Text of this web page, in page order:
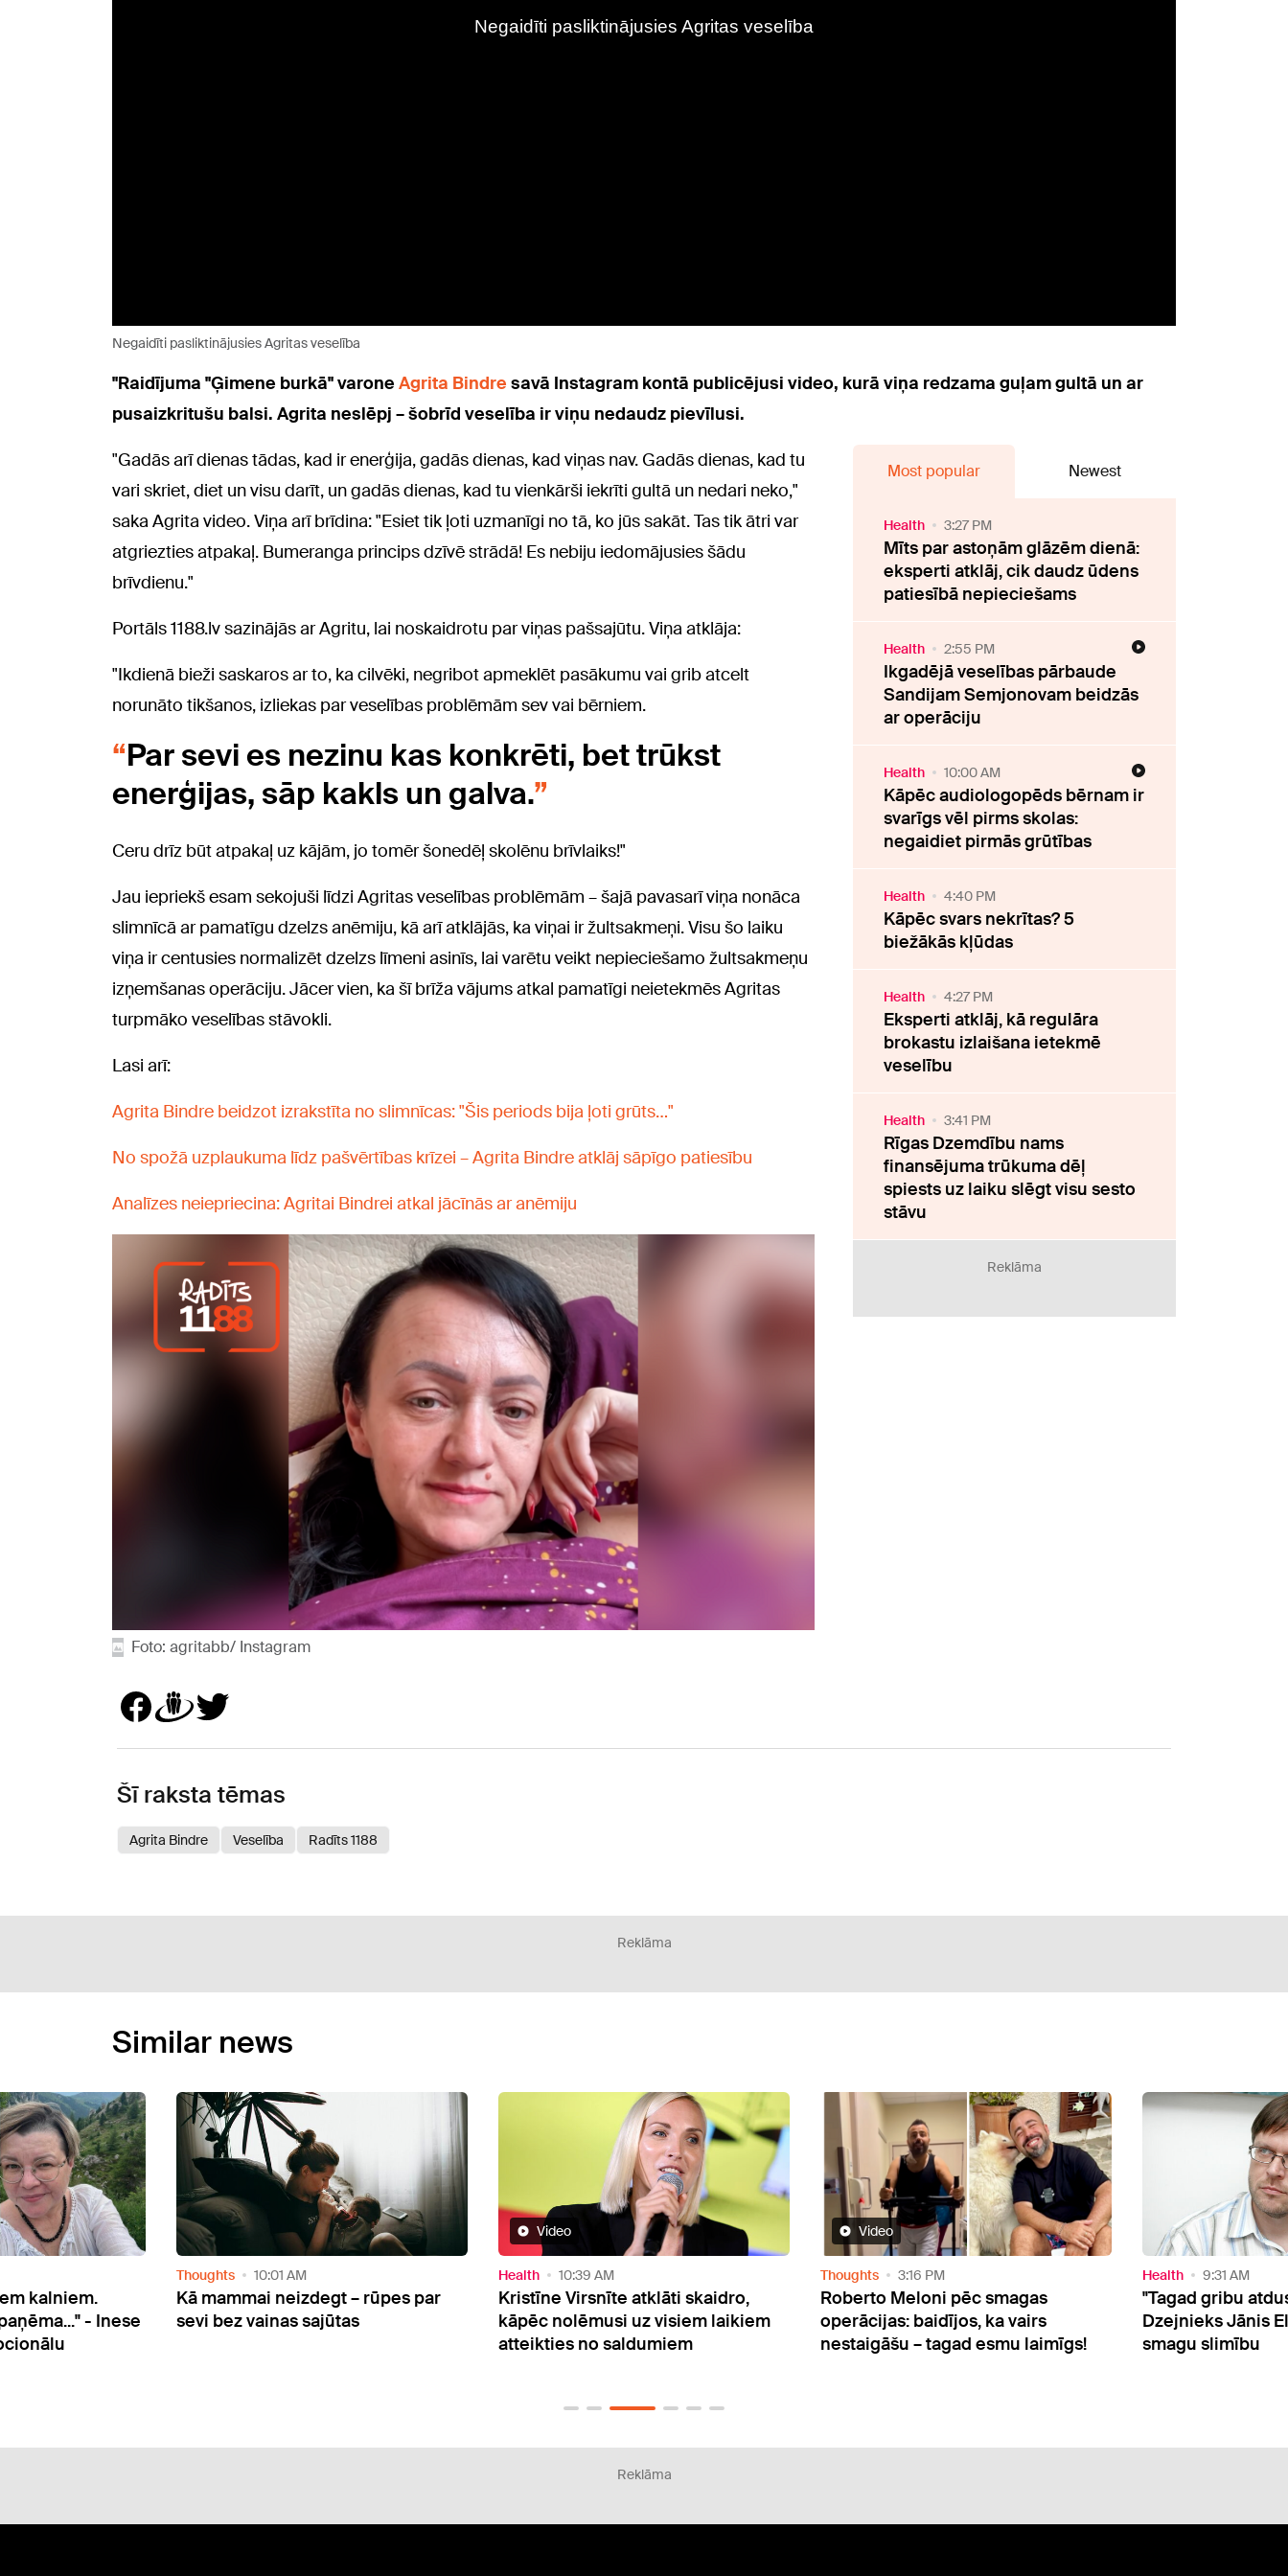
Negaidīti pasliktinājusies Agritas veselība
"Raidījuma "Ģimene burkā" varone Agrita Bindre savā Instagram kontā publicējusi video, kurā viņa redzama guļam gultā un ar
pusaizkritušu balsi. Agrita neslēpj – šobrīd veselība ir viņu nedaudz pievīlusi.
"Gadās arī dienas tādas, kad ir enerģija, gadās dienas, kad viņas nav. Gadās dienas, kad tu
vari skriet, diet un visu darīt, un gadās dienas, kad tu vienkārši iekrīti gultā un nedari neko,"
saka Agrita video. Viņa arī brīdina: "Esiet tik ļoti uzmanīgi no tā, ko jūs sakāt. Tas tik ātri var
atgriezties atpakaļ. Bumeranga princips dzīvē strādā! Es nebiju iedomājusies šādu
brīvdienu."
Portāls 1188.lv sazinājās ar Agritu, lai noskaidrotu par viņas pašsajūtu. Viņa atklāja:
"Ikdienā bieži saskaros ar to, ka cilvēki, negribot apmeklēt pasākumu vai grib atcelt
norunāto tikšanos, izliekas par veselības problēmām sev vai bērniem.
Par sevi es nezinu kas konkrēti, bet trūkst
enerģijas, sāp kakls un galva.
Ceru drīz būt atpakaļ uz kājām, jo tomēr šonedēļ skolēnu brīvlaiks!"
Jau iepriekš esam sekojuši līdzi Agritas veselības problēmām – šajā pavasarī viņa nonāca
slimnīcā ar pamatīgu dzelzs anēmiju, kā arī atklājās, ka viņai ir žultsakmeņi. Visu šo laiku
viņa ir centusies normalizēt dzelzs līmeni asinīs, lai varētu veikt nepieciešamo žultsakmeņu
izņemšanas operāciju. Jācer vien, ka šī brīža vājums atkal pamatīgi neietekmēs Agritas
turpmāko veselības stāvokli.
Lasi arī:
Agrita Bindre beidzot izrakstīta no slimnīcas: "Šis periods bija ļoti grūts…"
No spožā uzplaukuma līdz pašvērtības krīzei – Agrita Bindre atklāj sāpīgo patiesību
Analīzes neiepriecina: Agritai Bindrei atkal jācīnās ar anēmiju
Foto: agritabb/ Instagram
Most popular Newest
Health 3:27 PM
Mīts par astoņām glāzēm dienā:
eksperti atklāj, cik daudz ūdens
patiesībā nepieciešams
Health 2:55 PM
Ikgadējā veselības pārbaude
Sandijam Semjonovam beidzās
ar operāciju
Health 10:00 AM
Kāpēc audiologopēds bērnam ir
svarīgs vēl pirms skolas:
negaidiet pirmās grūtības
Health 4:40 PM
Kāpēc svars nekrītas? 5
biežākās kļūdas
Health 4:27 PM
Eksperti atklāj, kā regulāra
brokastu izlaišana ietekmē
veselību
Health 3:41 PM
Rīgas Dzemdību nams
finansējuma trūkuma dēļ
spiests uz laiku slēgt visu sesto
stāvu
Reklāma
Šī raksta tēmas
Agrita Bindre Veselība Radīts 1188
Reklāma
Similar news
kalniem.
- Inese
Thoughts 10:01 AM
Kā mammai neizdegt – rūpes par
sevi bez vainas sajūtas
Video
Health 10:39 AM
Kristīne Virsnīte atklāti skaidro,
kāpēc nolēmusi uz visiem laikiem
atteikties no saldumiem
Video
Thoughts 3:16 PM
Roberto Meloni pēc smagas
operācijas: baidījos, ka vairs
nestaigāšu – tagad esmu laimīgs!
Health 9:31 AM
"Tagad gribu
Dzejnieks Jānis
smagu slimību
Reklāma